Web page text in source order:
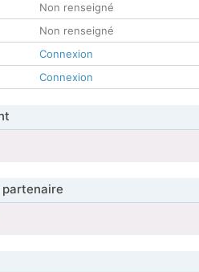
Non renseigné
Non renseigné
Connexion
Connexion
partenaire